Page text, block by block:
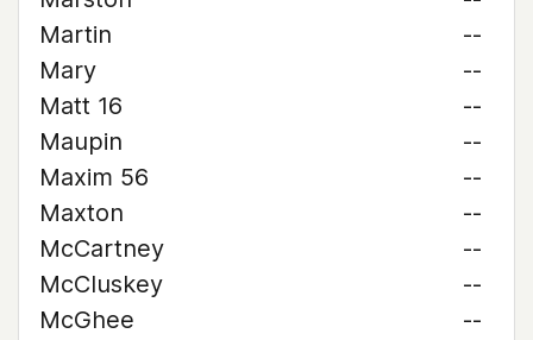
Martin
--
Mary
--
Matt 16
--
Maupin
--
Maxim 56
--
Maxton
--
McCartney
--
McCluskey
--
McGhee
--